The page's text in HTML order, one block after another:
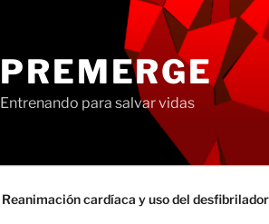
PREMERGE
Entrenando para salvar vidas
Reanimación cardíaca y uso del desfibrilador